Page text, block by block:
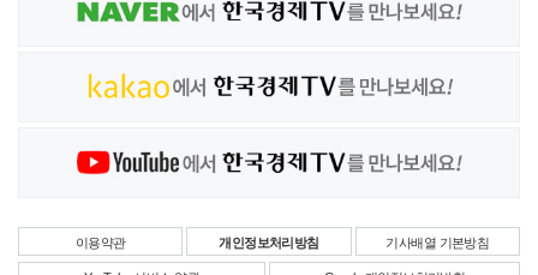
이용약관 개인정보처리방침 기사배열 기본방침